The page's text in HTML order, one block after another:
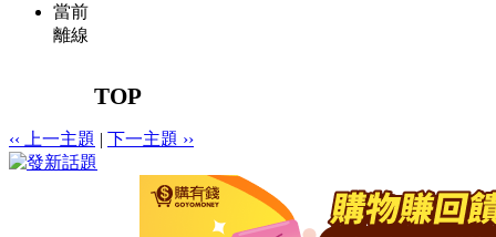
當前
離線
TOP
‹‹ 上一主題 | 下一主題 ››